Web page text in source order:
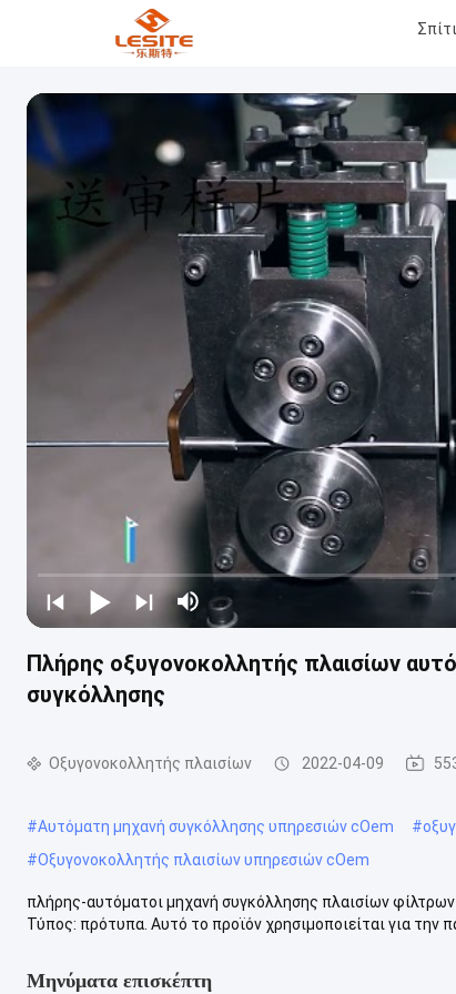
Σπίτι
Πλήρης οξυγονοκολλητής πλαισίων
συγκόλλησης
Οξυγονοκολλητής πλαισίων 2022-04-09
#Αυτόματη μηχανή συγκόλλησης υπηρεσιών cOem #
#Οξυγονοκολλητής πλαισίων υπηρεσιών cOem
πλήρης-αυτόματοι μηχανή συγκόλλησης πλαισίων
Τύπος: πρότυπα. Αυτό το προϊόν χρησιμοποιείται για την
Μηνύματα επισκέπτη